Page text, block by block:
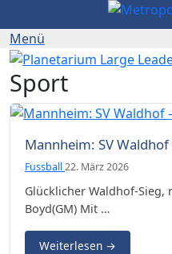
Sport
Mannheim: SV Waldhof
Fussball22. März 2026
Glücklicher Waldhof-
Boyd(GM) Mit …
Weiterlesen →